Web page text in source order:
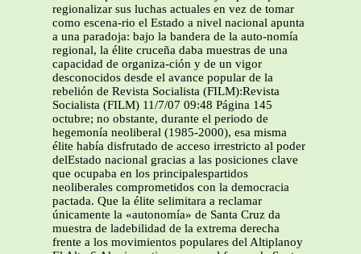
regionalizar sus luchas actuales en vez de tomar
como escena-rio el Estado a nivel nacional apunta
a una paradoja: bajo la bandera de la auto-nomía
regional, la élite cruceña daba muestras de una
capacidad de organiza-ción y de un vigor
desconocidos desde el avance popular de la
rebelión de Revista Socialista (FILM):Revista
Socialista (FILM) 11/7/07 09:48 Página 145
octubre; no obstante, durante el periodo de
hegemonía neoliberal (1985-2000), esa misma
élite había disfrutado de acceso irrestricto al poder
delEstado nacional gracias a las posiciones clave
que ocupaba en los principalespartidos
neoliberales comprometidos con la democracia
pactada. Que la élite selimitara a reclamar
únicamente la «autonomía» de Santa Cruz da
muestra de ladebilidad de la extrema derecha
frente a los movimientos populares del Altiplanoy